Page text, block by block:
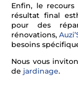
Enfin, le recours
résultat final
pour des
rénovations,
besoins
Nous vous
de jardinage.